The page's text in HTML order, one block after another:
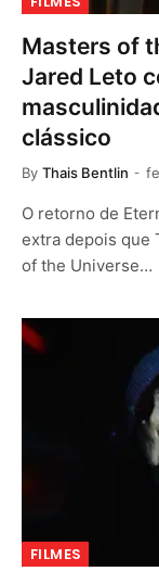
Masters of
Jared Leto
clássico
By Thais Bentlin
O retorno de
extra depois que
of the Universe…
FILMES